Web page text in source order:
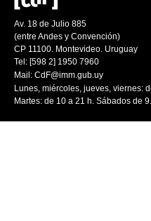
Av. 18 de Julio 885
(entre Andes y Convención)
CP 11100. Montevideo. Uruguay
Tel: [598 2] 1950 7960
Mail: CdF@imm.gub.uy
Lunes, miércoles, jueves, viernes:
Martes: de 10 a 21 h. Sábados de